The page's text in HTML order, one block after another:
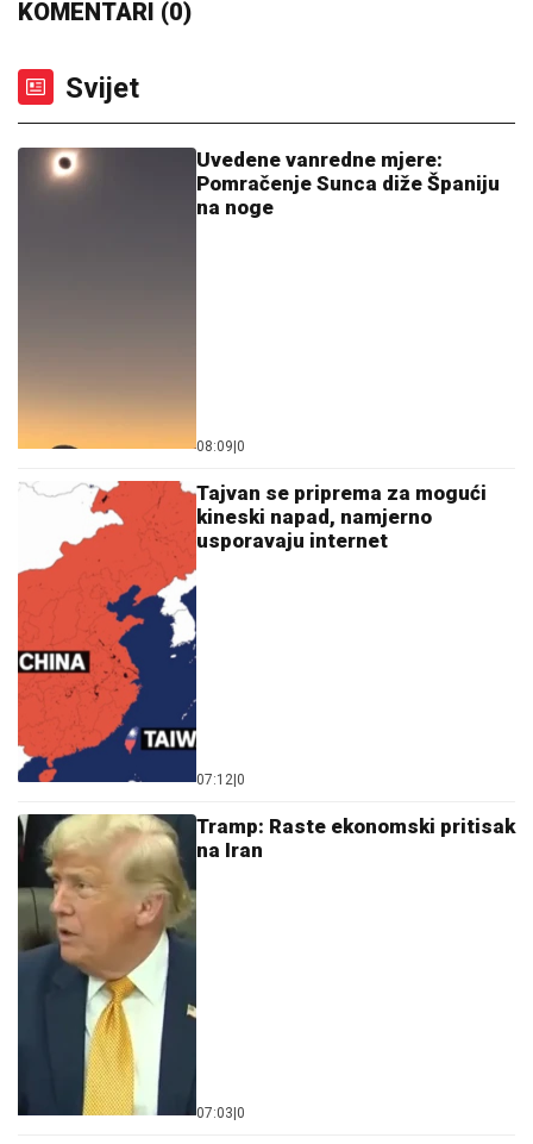
KOMENTARI (0)
Svijet
Uvedene vanredne mjere:
Pomračenje Sunca diže Španiju
na noge
08:09|0
Tajvan se priprema za mogući
kineski napad, namjerno
usporavaju internet
07:12|0
Tramp: Raste ekonomski pritisak
na Iran
07:03|0